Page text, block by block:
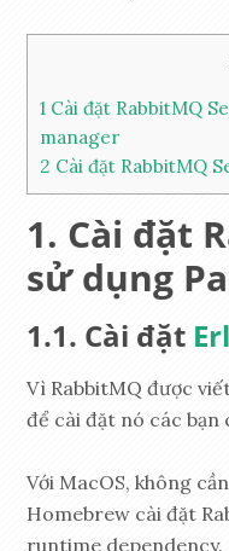
1 Cài đặt RabbitMQ
manager
2 Cài đặt RabbitMQ
Cài đặt
sử dụng
Cài đặt
Vì RabbitMQ được
để cài đặt nó các
Với MacOS, không
Homebrew cài đặt
runtime dependency.